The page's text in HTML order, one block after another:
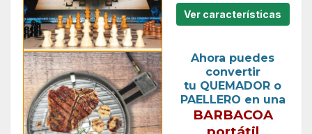
Ver características
Ahora puedes
convertir
tu QUEMADOR o
PAELLERO en una
BARBACOA